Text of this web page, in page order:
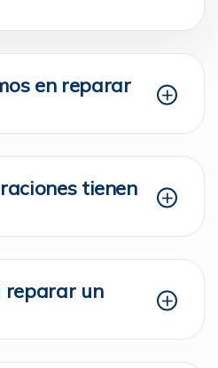
en reparar
tienen
reparar un